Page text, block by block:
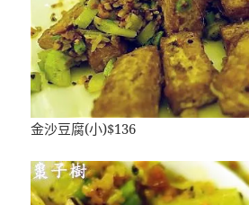
金沙豆腐(小)$136